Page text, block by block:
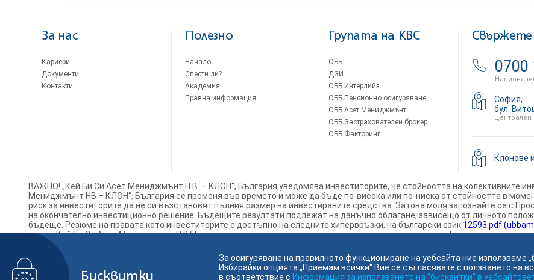
Бисквитки
За осигуряване на правилното функциониране на уебсайта ние използваме
Избирайки опцията „Приемам всички“ Вие се съгласявате с ползването на
в съответствие с Информация за използването на “бисквитки” в
За нас
Кариери
Документи
Контакти
Полезно
Начало
Спести ли?
Академия
Правна информация
Групата на KBC
ОББ
ДЗИ
ОББ Интерлийз
ОББ Пенсионно осигуряване
ОББ Асет Мениджмънт
ОББ Застрахователен брокер
ОББ Факторинг
Свържете
0700
София,
бул.
Централен
Клонове
ВАЖНО! „Кей Би Си Асет Мениджмънт Н.В. – КЛОН“, България уведомява инвеститорите, че стойността на колективните
Мениджмънт НВ – КЛОН“, България се променя във времето и може да бъде по-висока или по-ниска от стойността в
риск за инвеститорите да не си възстановят пълния размер на инвестираните средства. Затова моля запознайте се с
на окончателно инвестиционно решение. Бъдещите резултати подлежат на данъчно облагане, зависещо от личното
бъдеще. Резюме на правата като инвеститорите е достъпно на следните хипервръзки, на български език:12593.pdf
ви, че „Кей Би Си Асет Мениджмънт Н.В.“ Белгия може да вземе решение да прекрати предлагането на фондовете на